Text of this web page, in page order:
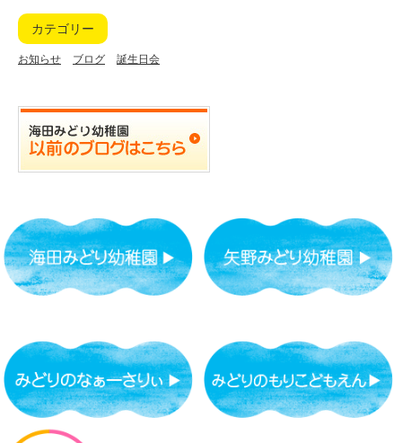
カテゴリー
お知らせ ブログ 誕生日会